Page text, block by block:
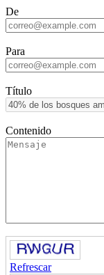
De
Para
Título
Contenido
Refrescar